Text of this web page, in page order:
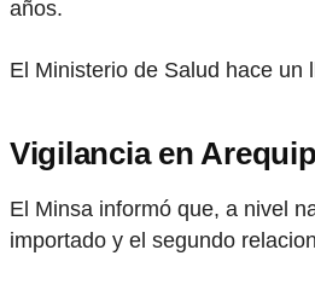
años.
El Ministerio de Salud hace un
Vigilancia en
El Minsa informó que, a nivel
importado y el segundo